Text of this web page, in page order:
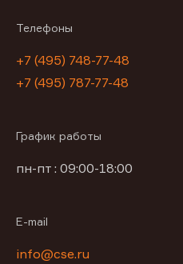
Телефоны
+7 (495) 748-77-48
+7 (495) 787-77-48
График работы
пн-пт : 09:00-18:00
E-mail
info@cse.ru